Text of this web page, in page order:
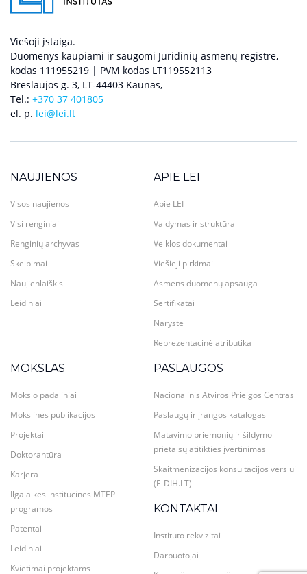
Viešoji įstaiga.
Duomenys kaupiami ir saugomi Juridinių asmenų registre,
kodas 111955219 | PVM kodas LT119552113
Breslaujos g. 3, LT-44403 Kaunas,
Tel.: +370 37 401805
el. p. lei@lei.lt
NAUJIENOS
Visos naujienos
Visi renginiai
Renginių archyvas
Skelbimai
Naujienlaiškis
Leidiniai
APIE LEI
Apie LEI
Valdymas ir struktūra
Veiklos dokumentai
Viešieji pirkimai
Asmens duomenų apsauga
Sertifikatai
Narystė
Reprezentacinė atributika
MOKSLAS
Mokslo padaliniai
Mokslinės publikacijos
Projektai
Doktorantūra
Karjera
Ilgalaikės institucinės MTEP
programos
Patentai
Leidiniai
Kvietimai projektams
PASLAUGOS
Nacionalinis Atviros Prieigos Centras
Paslaugų ir įrangos katalogas
Matavimo priemonių ir šildymo
prietaisų atitikties įvertinimas
Skaitmenizacijos konsultacijos verslui
(E-DIH.LT)
KONTAKTAI
Instituto rekvizitai
Darbuotojai